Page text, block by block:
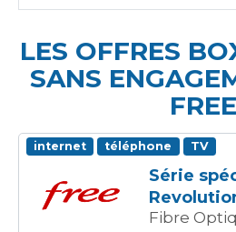
LES OFFRES
SANS
FREE
internet téléphone TV
Série
Fibre